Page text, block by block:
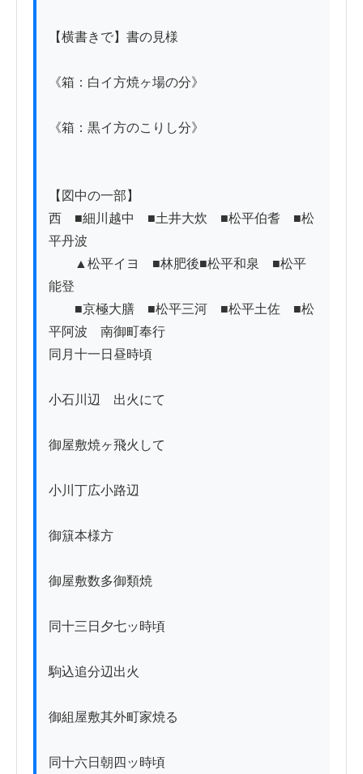
【横書きで】書の見様
《箱：白イ方焼ヶ場の分》
《箱：黒イ方のこりし分》
【図中の一部】
西　■細川越中　■土井大炊　■松平伯耆　■松
平丹波
▲松平イヨ　■林肥後■松平和泉　■松平
能登
■京極大膳　■松平三河　■松平土佐　■松
平阿波　南御町奉行
同月十一日昼時頃
小石川辺ゟ出火にて
御屋敷焼ヶ飛火して
小川丁広小路辺
御簱本様方
御屋敷数多御類焼
同十三日夕七ッ時頃
駒込追分辺出火
御組屋敷其外町家焼る
同十六日朝四ッ時頃